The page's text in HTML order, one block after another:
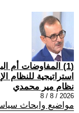
(1) المفاوضات أم
استراتيجية للنظام
نظام مير محمدي
2026 / 8 / 8
مواضيع وابحاث